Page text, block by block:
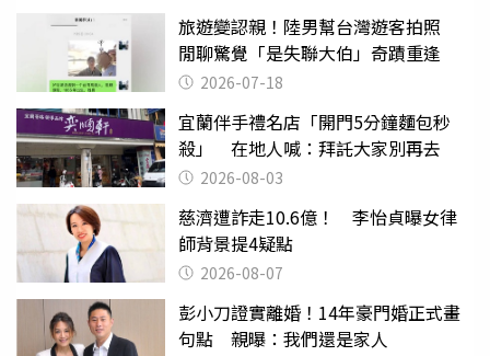
旅遊變認親！陸男幫台灣遊客拍照
閒聊驚覺「是失聯大伯」奇蹟重逢
2026-07-18
宜蘭伴手禮名店「開門5分鐘麵包秒
殺」 在地人喊：拜託大家別再去
2026-08-03
慈濟遭詐走10.6億！ 李怡貞曝女律
師背景提4疑點
2026-08-07
彭小刀證實離婚！14年豪門婚正式畫
句點 親曝：我們還是家人